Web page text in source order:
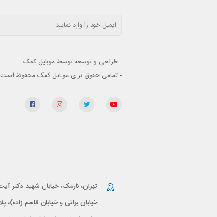
- طراحی و توسعه توسط موبایل کمک
- تمامی حقوق برای موبایل کمک محفوظ است
تهران، نارمک، خیابان شهید دکتر